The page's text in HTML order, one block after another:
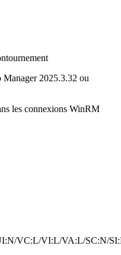
Manager 2025.3.32 ou
les connexions WinRM
VC:L/VI:L/VA:L/SC:N/